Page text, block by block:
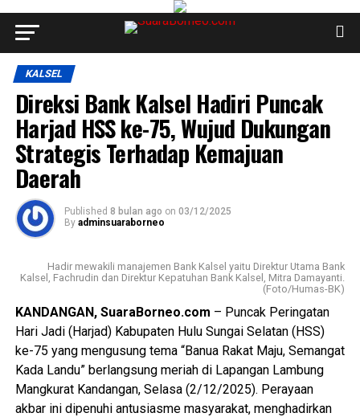
KALSEL
Direksi Bank Kalsel Hadiri Puncak
Harjad HSS ke-75, Wujud Dukungan
Strategis Terhadap Kemajuan
Daerah
Published 8 bulan ago on 03/12/2025
By adminsuaraborneo
Hadir mewakili manajemen Bank Kalsel yaitu Direktur Utama Bank
Kalsel, Fachrudin dan Direktur Kepatuhan Bank Kalsel, Mitra Damayanti.
(Foto/Humas-BK)
KANDANGAN, SuaraBorneo.com – Puncak Peringatan
Hari Jadi (Harjad) Kabupaten Hulu Sungai Selatan (HSS)
ke-75 yang mengusung tema “Banua Rakat Maju, Semangat
Kada Landu” berlangsung meriah di Lapangan Lambung
Mangkurat Kandangan, Selasa (2/12/2025). Perayaan
akbar ini dipenuhi antusiasme masyarakat, menghadirkan